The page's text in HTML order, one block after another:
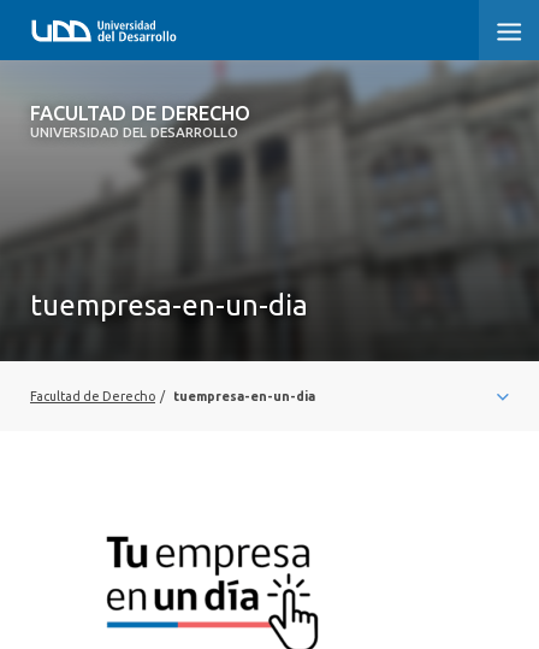
FACULTAD DE DERECHO
UNIVERSIDAD DEL DESARROLLO
FACULTAD DE DERECHO
SOBRE LA FACULTAD
INTERNACIONAL
tuempresa-en-un-dia
Facultad de Derecho / tuempresa-en-un-dia